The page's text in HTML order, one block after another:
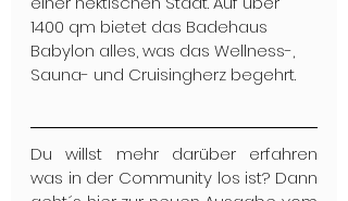
1400 qm bietet das Badehaus
Babylon alles, was das Wellness-,
Sauna- und Cruisingherz begehrt.
Du willst mehr darüber erfahren
was in der Community los ist? Dann